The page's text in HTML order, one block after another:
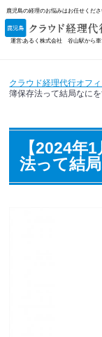
鹿児島の経理のお悩みはお任せくだ
運営:あるく株式会社 谷山駅から車
クラウド経理代行オフ
簿保存法って結局なに
【2024年
法って結